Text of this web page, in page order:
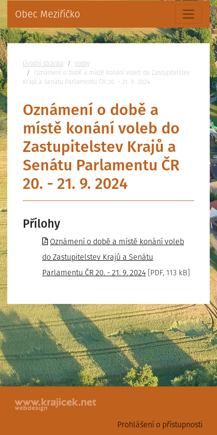
Obec Meziříčko
Nacházíte se:
Úvodní stránka
Volby
Oznámení o době a místě konání voleb do Zastupitelstev
Krajů a Senátu Parlamentu ČR 20. - 21. 9. 2024
Oznámení o době a
místě konání voleb do
Zastupitelstev Krajů a
Senátu Parlamentu ČR
20. - 21. 9. 2024
Přílohy
Oznámení o době a místě konání voleb
do Zastupitelstev Krajů a Senátu
Parlamentu ČR 20. - 21. 9. 2024 [PDF, 113 kB]
Prohlášení o přístupnosti